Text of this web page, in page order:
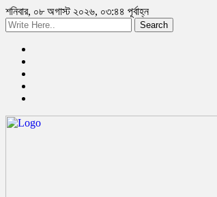
শনিবার, ০৮ অগাস্ট ২০২৬, ০৩:৪৪ পূর্বাহ্ন
Search